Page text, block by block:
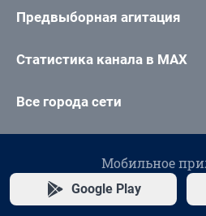
Предвыборная агитация
Статистика канала в MAX
Все города сети
Мобильное
Google Play